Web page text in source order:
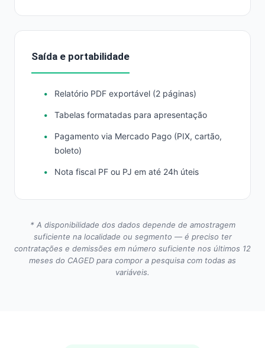
Saída e portabilidade
Relatório PDF exportável (2 páginas)
Tabelas formatadas para apresentação
Pagamento via Mercado Pago (PIX, cartão,
boleto)
Nota fiscal PF ou PJ em até 24h úteis
* A disponibilidade dos dados depende de amostragem
suficiente na localidade ou segmento — é preciso ter
contratações e demissões em número suficiente nos últimos 12
meses do CAGED para compor a pesquisa com todas as
variáveis.